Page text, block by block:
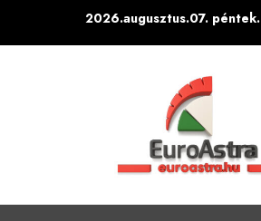
2026.augusztus.07. péntek.